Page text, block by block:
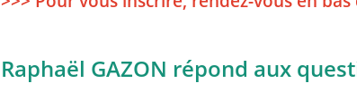
Raphaël GAZON répond aux